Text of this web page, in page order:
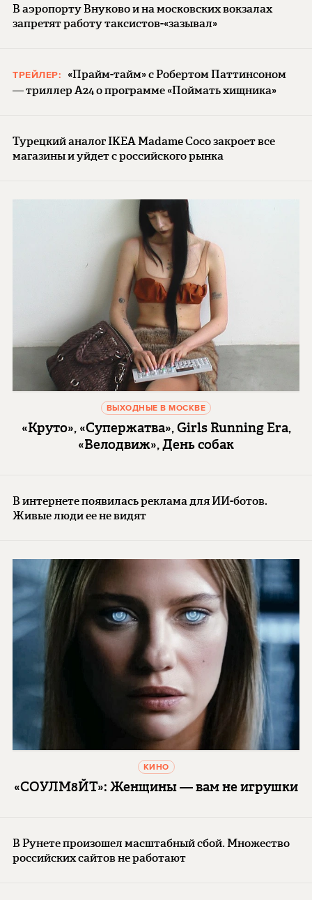
В аэропорту Внуково и на московских вокзалах
запретят работу таксистов-«зазывал»
ТРЕЙЛЕР:
«Прайм-тайм» с Робертом Паттинсоном
— триллер A24 о программе «Поймать хищника»
Турецкий аналог IKEA Madame Coco закроет все
магазины и уйдет с российского рынка
ВЫХОДНЫЕ В МОСКВЕ
«Круто», «Супержатва», Girls Running Era,
«Велодвиж», День собак
В интернете появилась реклама для ИИ-ботов.
Живые люди ее не видят
КИНО
«СОУЛМ8ЙТ»: Женщины — вам не игрушки
В Рунете произошел масштабный сбой. Множество
российских сайтов не работают